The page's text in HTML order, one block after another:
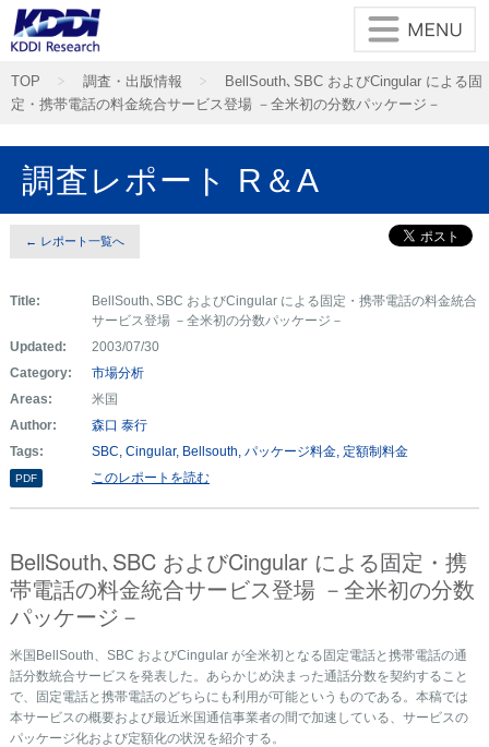
TOP 調査・出版情報
BellSouth､SBC およびCingular による固
定・携帯電話の料金統合サービス登場 －全米初の分数パッケージ－
調査レポート R＆A
← レポート一覧へ
Title:
BellSouth､SBC およびCingular による固定・携帯電話の料金統合
サービス登場 －全米初の分数パッケージ－
Updated:
2003/07/30
Category:
市場分析
Areas:
米国
Author:
森口 泰行
Tags:
SBC Cingular Bellsouth パッケージ料金 定額制料金
PDF このレポートを読む
BellSouth､SBC およびCingular による固定・携
帯電話の料金統合サービス登場 －全米初の分数
パッケージ－
米国BellSouth、SBC およびCingular が全米初となる固定電話と携帯電話の通
話分数統合サービスを発表した。あらかじめ決まった通話分数を契約すること
で、固定電話と携帯電話のどちらにも利用が可能というものである。本稿では
本サービスの概要および最近米国通信事業者の間で加速している、サービスの
パッケージ化および定額化の状況を紹介する。